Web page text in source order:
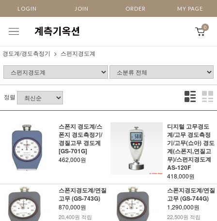
LOGIN JOIN ORDER MY PAGE
0
경도계/경도측정기 스펀지경도계
정렬
스폰지 경도계/스
폰지 경도측정기/
경질고무 경도계
[GS-701G]
462,000원
디지털 고무경도
계/고무 경도측정
기/고무(쇼아) 경도
계(스폰지,연질고
무)/스펀지경도계
AS-120F
418,000원
스폰지경도계/연질
고무 (GS-743G)
870,000원
20,400원 적립
스폰지경도계/연질
고무 (GS-744G)
1,290,000원
22,500원 적립